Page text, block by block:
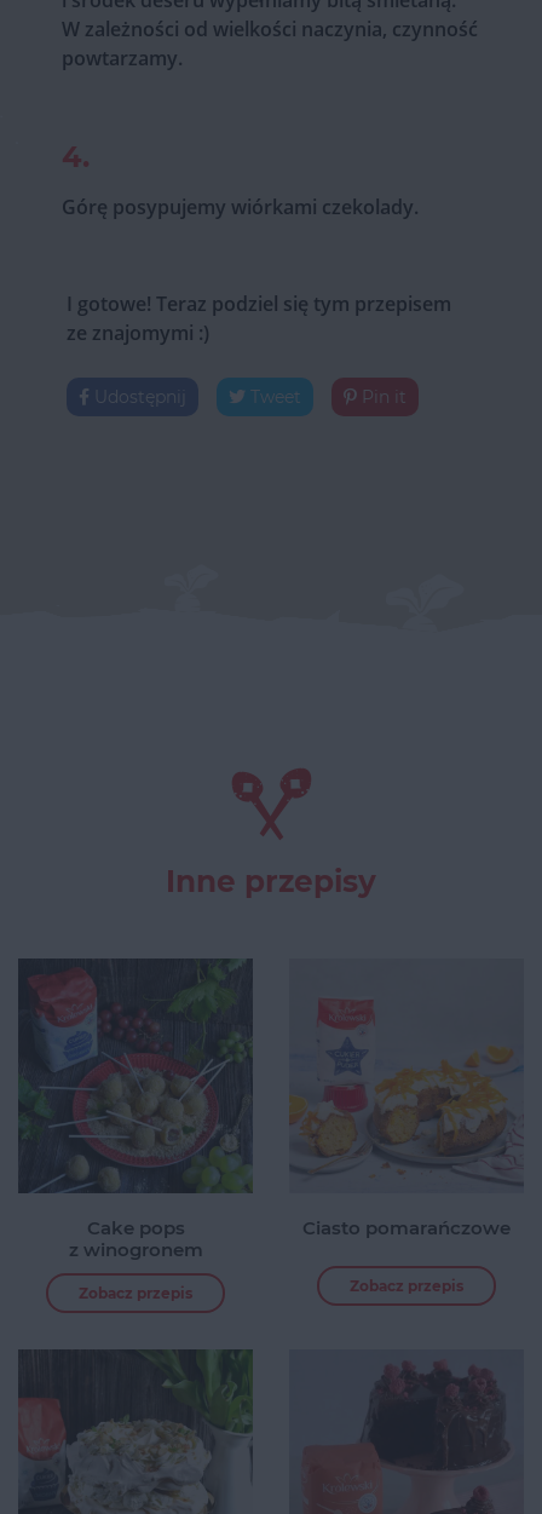
W zależności od wielkości naczynia, czynność
powtarzamy.
4.
Górę posypujemy wiórkami czekolady.
I gotowe! Teraz podziel się tym przepisem
ze znajomymi :)
Udostępnij Tweet Pin it
Inne przepisy
Cake pops
z winogronem
Zobacz przepis
Ciasto pomarańczowe
Zobacz przepis